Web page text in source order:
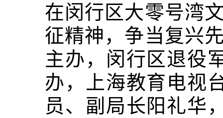
在闵行区大零号湾
征精神，争当复兴
主办，闵行区退役
办，上海教育电视
员、副局长阳礼华